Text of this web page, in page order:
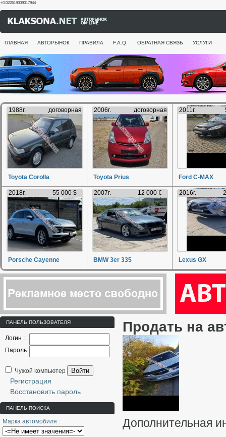
+0.022619009017944
ГЛАВНАЯ АВТОРЫНОК ПРАВИЛА F.A.Q. ОБРАТНАЯ СВЯЗЬ УСЛУГИ
1988г. договорная
Toyota Corolla
2006г. договорная
Toyota Prius
2011г.
Ford C-MAX
2018г. 55 000 $
Porsche Cayenne
2007г. 12 000 €
BMW 3er 335
2016г.
Lexus GX
ПАНЕЛЬ ПОЛЬЗОВАТЕЛЯ
Логин :
Пароль
:
Чужой компьютер
Войти
Регистрация
Восстановить пароль
ПАНЕЛЬ ПОИСКА
Марка автомобиля :
Продать на
Дополнительная